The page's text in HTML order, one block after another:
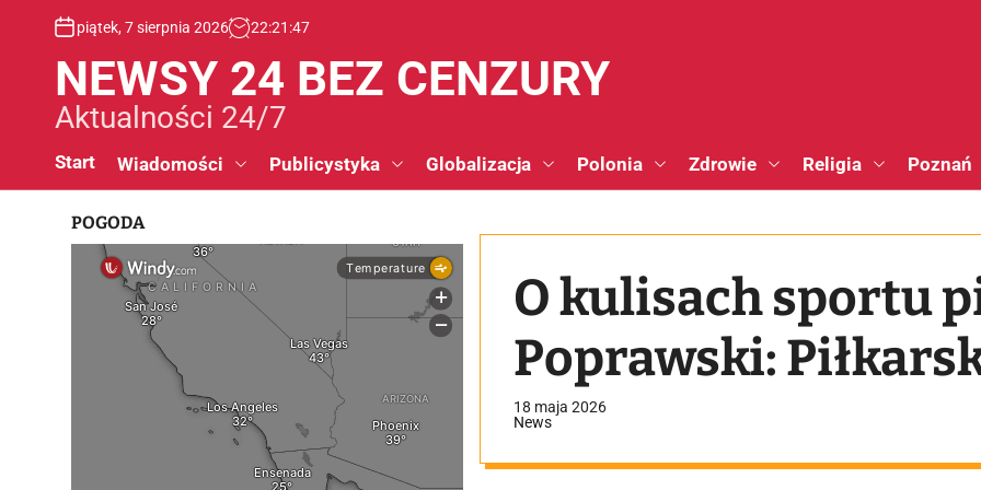
piątek, 7 sierpnia 2026 22:21 :48
NEWSY 24 BEZ CENZURY
Aktualności 24/7
Start Wiadomości Publicystyka Globalizacja Polonia Zdrowie Religia Poznań
O kulisach sportu
Poprawski:
18 maja 2026
News
POGODA